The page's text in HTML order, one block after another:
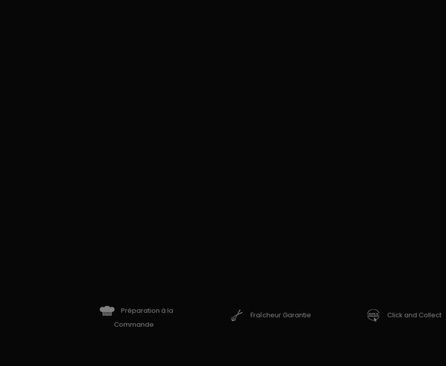
Préparation à la
Commande
Fraîcheur Garantie Click and Collect